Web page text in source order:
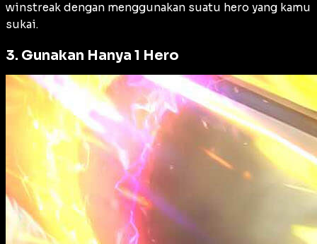
winstreak dengan menggunakan suatu hero yang kamu
sukai.
3. Gunakan Hanya 1 Hero